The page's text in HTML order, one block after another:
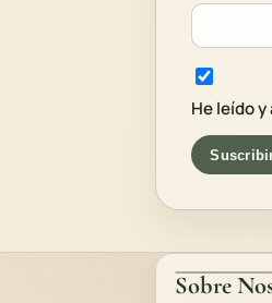
He leído
Sobre